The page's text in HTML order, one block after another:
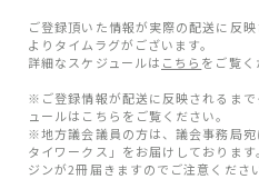
ご登録頂いた情報が実際の配送に反
よりタイムラグがございます。
詳細なスケジュールは こちら をご覧く
※ご登録情報が配送に反映されるま
ュールはこちらをご覧ください。
※地方議会議員の方は、議会事務局
タイワークス」をお届けしておりま
ジンが2冊届きますのでご注意ください